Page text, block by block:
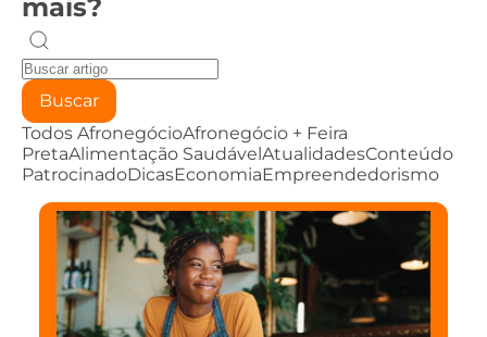
mais?
Buscar
Todos AfronegócioAfronegócio + Feira
PretaAlimentação SaudávelAtualidadesConteúdo
PatrocinadoDicasEconomiaEmpreendedorismo